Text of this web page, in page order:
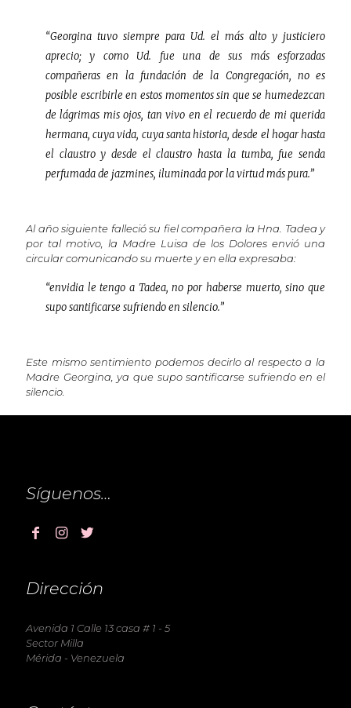
“Georgina tuvo siempre para Ud. el más alto y justiciero
aprecio; y como Ud. fue una de sus más esforzadas
compañeras en la fundación de la Congregación, no es
posible escribirle en estos momentos sin que se humedezcan
de lágrimas mis ojos, tan vivo en el recuerdo de mi querida
hermana, cuya vida, cuya santa historia, desde el hogar hasta
el claustro y desde el claustro hasta la tumba, fue senda
perfumada de jazmines, iluminada por la virtud más pura.”
Al año siguiente falleció su fiel compañera la Hna. Tadea y
por tal motivo, la Madre Luisa de los Dolores envió una
circular comunicando su muerte y en ella expresaba:
“envidia le tengo a Tadea, no por haberse muerto, sino que
supo santificarse sufriendo en silencio.”
Este mismo sentimiento podemos decirlo al respecto a la
Madre Georgina, ya que supo santificarse sufriendo en el
silencio.
Síguenos…
Dirección
Avenida 1 Calle 13 casa # 1 - 5
Sector Milla
Mérida - Venezuela